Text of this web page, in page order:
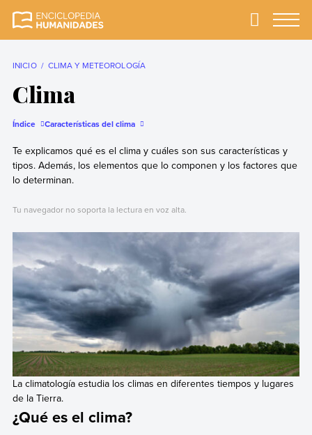
completa y más
Primary
INICIO CLIMA Y METEOROLOGÍA
Clima
Índice Características del clima
Te explicamos qué es el clima y cuáles son sus características y
tipos. Además, los elementos que lo componen y los factores que
lo determinan.
Tu navegador no soporta la lectura en voz alta.
La climatología estudia los climas en diferentes tiempos y lugares
de la Tierra.
¿Qué es el clima?